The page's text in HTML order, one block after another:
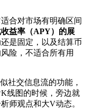
合对市场有明确区间
益率（APY）的展
是固定，以及结算币
险，不适合所有用
社交信息流的功能，
线图的时候，旁边就
师观点和大V动态。